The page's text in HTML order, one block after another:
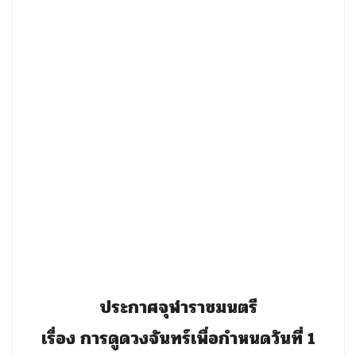
ประกาศจุฬาราชมนตรี
เรื่อง การดูดวงจันทร์เพื่อกำหนดวันที่ 1